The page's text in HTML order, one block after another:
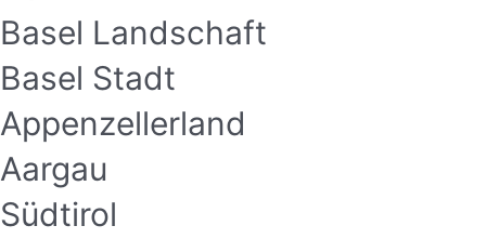
Basel Landschaft
Basel Stadt
Appenzellerland
Aargau
Südtirol